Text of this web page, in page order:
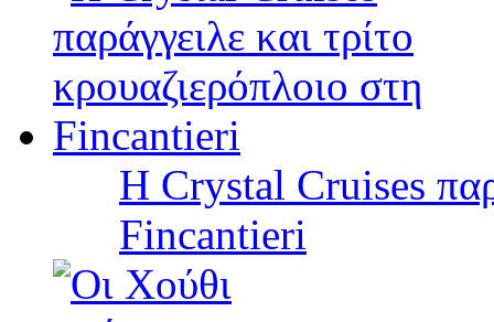
Η Crystal Cruises
Fincantieri